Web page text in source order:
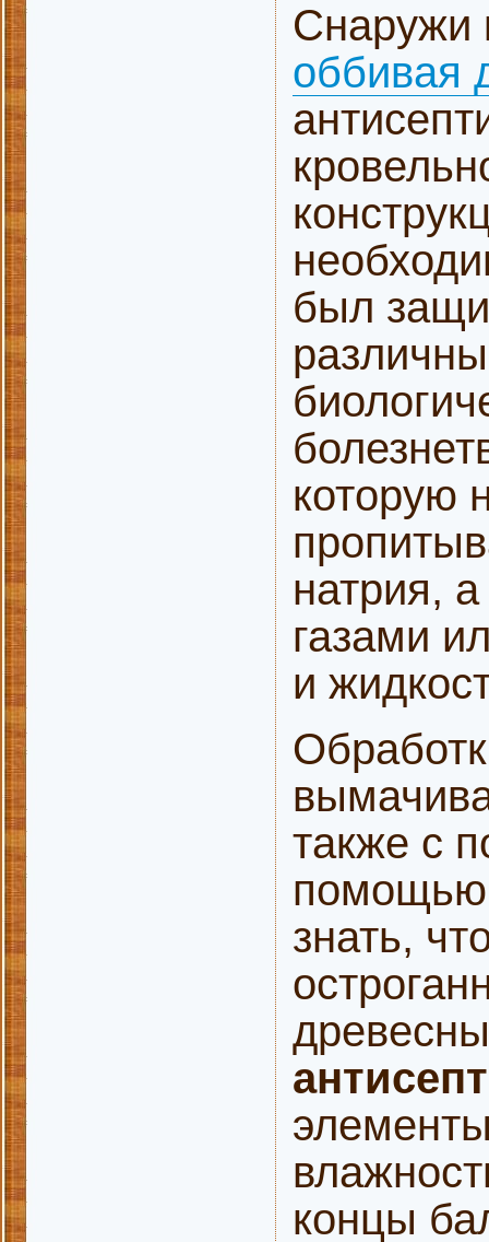
Снаружи
оббивая
был
которую
натрия,
газами
и
также с
помощью
знать,
концы